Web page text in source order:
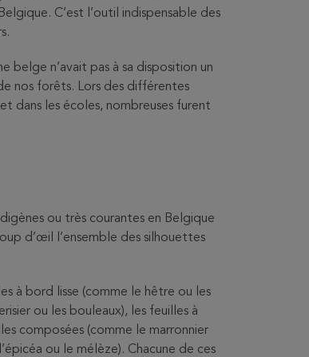
C’est l’outil indispensable des
belge n’avait pas à sa disposition un
nos forêts. Lors des différentes
dans les écoles, nombreuses furent
ou très courantes en Belgique
d’œil l’ensemble des silhouettes
à bord lisse (comme le hêtre ou les
ou les bouleaux), les feuilles à
composées (comme le marronnier
ou le mélèze). Chacune de ces